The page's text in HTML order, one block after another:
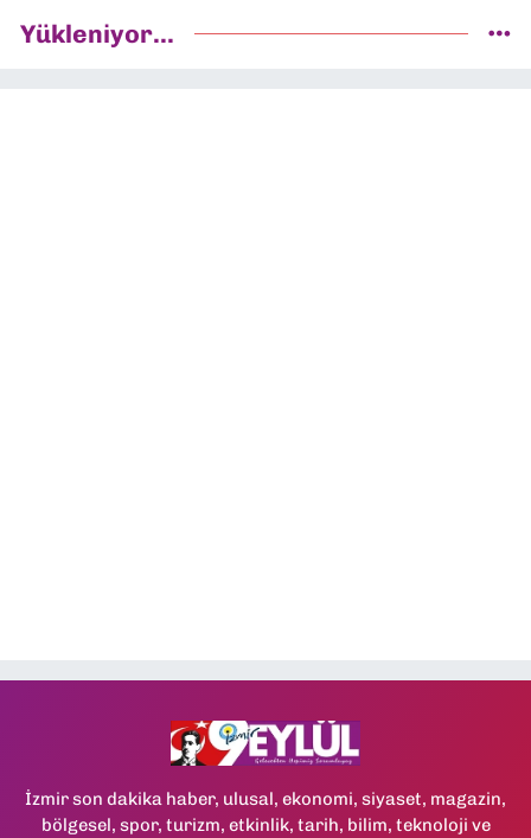
Yükleniyor...
İzmir son dakika haber, ulusal, ekonomi, siyaset, magazin,
bölgesel, spor, turizm, etkinlik, tarih, bilim, teknoloji ve